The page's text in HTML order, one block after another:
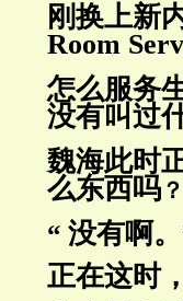
刚换上新
Room
怎么服务
没有叫过
魏海此时
么东西吗
“ 没有啊
正在这时